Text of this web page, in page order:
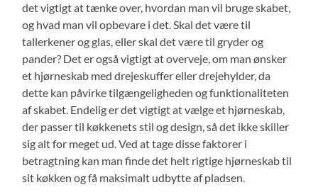
det vigtigt at tænke over, hvordan man vil bruge skabet,
og hvad man vil opbevare i det. Skal det være til
tallerkener og glas, eller skal det være til gryder og
pander? Det er også vigtigt at overveje, om man ønsker
et hjørneskab med drejeskuffer eller drejehylder, da
dette kan påvirke tilgængeligheden og funktionaliteten
af skabet. Endelig er det vigtigt at vælge et hjørneskab,
der passer til køkkenets stil og design, så det ikke skiller
sig alt for meget ud. Ved at tage disse faktorer i
betragtning kan man finde det helt rigtige hjørneskab til
sit køkken og få maksimalt udbytte af pladsen.